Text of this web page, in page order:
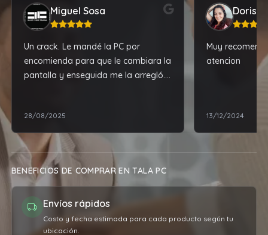
Miguel Sosa
Un crack. Le mandé la PC por
encomienda para que le cambiara la
pantalla y enseguida me la arregló.
28/08/2025
Doris
Muy
atencion
13/12/2024
BENEFICIOS DE COMPRAR EN TALA PC
Envíos rápidos
Costo y fecha estimada para cada producto según tu
ubicación.